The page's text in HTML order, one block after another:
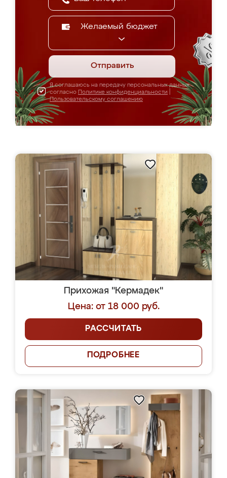
Желаемый бюджет
Отправить
Я соглашаюсь на передачу персональных данных
согласно Политике конфиденциальности
Пользовательскому соглашению
Прихожая "Кермадек"
Цена: от 18 000 руб.
РАССЧИТАТЬ
ПОДРОБНЕЕ